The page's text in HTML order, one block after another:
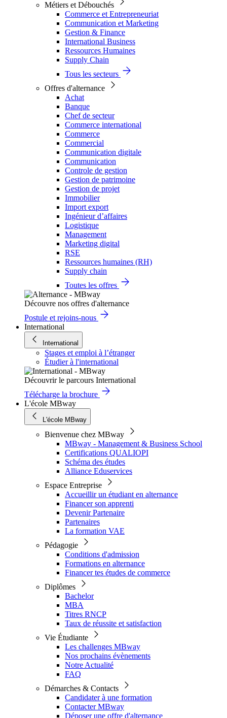
Métiers et Débouchés
Commerce et Entrepreneuriat
Communication et Marketing
Gestion & Finance
International Business
Ressources Humaines
Supply Chain
Tous les secteurs
Offres d'alternance
Achat
Banque
Chef de secteur
Commerce international
Commerce
Commercial
Communication digitale
Communication
Controle de gestion
Gestion de patrimoine
Gestion de projet
Immobilier
Import export
Ingénieur d’affaires
Logistique
Management
Marketing digital
RSE
Ressources humaines (RH)
Supply chain
Toutes les offres
Découvre nos offres d'alternance
Postule et rejoins-nous
International
International
Stages et emploi à l’étranger
Étudier à l'international
Découvrir le parcours International
Télécharge la brochure
L'école MBway
L'école MBway
Bienvenue chez MBway
MBway - Management & Business School
Certifications QUALIOPI
Schéma des études
Alliance Eduservices
Espace Entreprise
Accueillir un étudiant en alternance
Financer son apprenti
Devenir Partenaire
Partenaires
La formation VAE
Pédagogie
Conditions d'admission
Formations en alternance
Financer tes études de commerce
Diplômes
Bachelor
MBA
Titres RNCP
Taux de réussite et satisfaction
Vie Étudiante
Les challenges MBway
Nos prochains évènements
Notre Actualité
FAQ
Démarches & Contacts
Candidater à une formation
Contacter MBway
Déposer une offre d'alternance